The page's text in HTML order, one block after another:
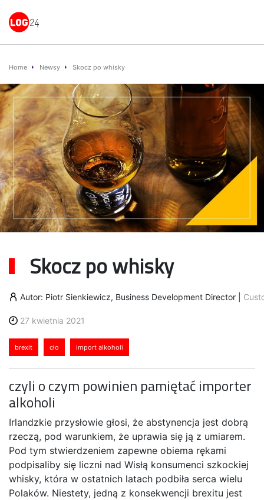
Home Newsy Skocz po whisky
Skocz po whisky
Autor: Piotr Sienkiewicz, Business Development Director
27 kwietnia 2021
brexit cło import alkoholi
czyli o czym powinien pamiętać importer
alkoholi
Irlandzkie przysłowie głosi, że abstynencja jest dobrą
rzeczą, pod warunkiem, że uprawia się ją z umiarem.
Pod tym stwierdzeniem zapewne obiema rękami
podpisaliby się liczni nad Wisłą konsumenci szkockiej
whisky, która w ostatnich latach podbiła serca wielu
Polaków. Niestety, jedną z konsekwencji brexitu jest